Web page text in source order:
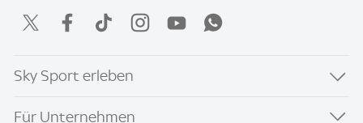
Sky Sport erleben
Für Unternehmen